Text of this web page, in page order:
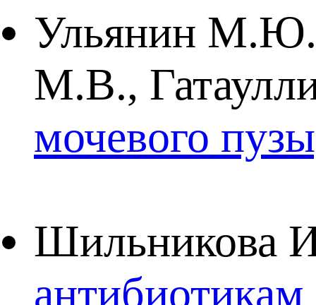
Ульянин
М.В.,
мочевого
Шильникова